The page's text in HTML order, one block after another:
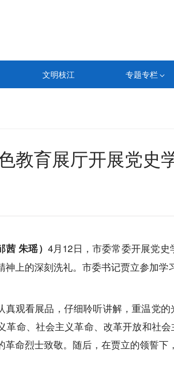
文明枝江 专题专栏
教育展厅开展党史
朱瑶） 4月12日，市委常委开展党
上的深刻洗礼。市委书记贾立参加学
真观看展品，仔细聆听讲解，重温党
革命、社会主义革命、改革开放和社
命烈士致敬。随后，在贾立的领誓下